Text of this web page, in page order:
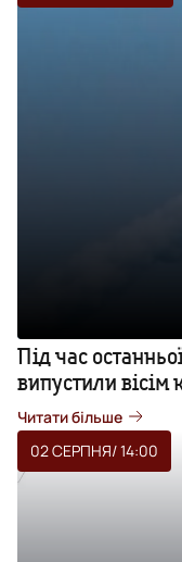
Під час
випустили вісім
Читати більше
02 СЕРПНЯ/ 14:00